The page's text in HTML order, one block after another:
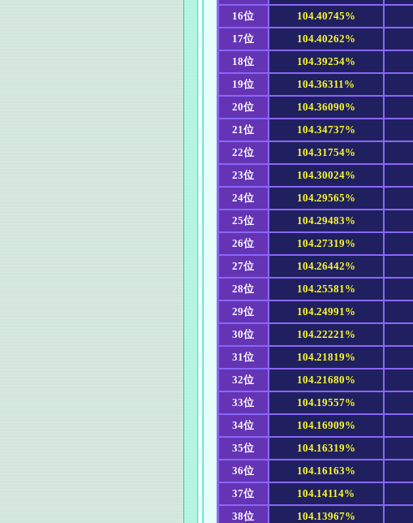
16位
104.40745%
17位
104.40262%
18位
104.39254%
19位
104.36311%
20位
104.36090%
21位
104.34737%
22位
104.31754%
23位
104.30024%
24位
104.29565%
25位
104.29483%
26位
104.27319%
27位
104.26442%
28位
104.25581%
29位
104.24991%
30位
104.22221%
31位
104.21819%
32位
104.21680%
33位
104.19557%
34位
104.16909%
35位
104.16319%
36位
104.16163%
37位
104.14114%
38位
104.13967%